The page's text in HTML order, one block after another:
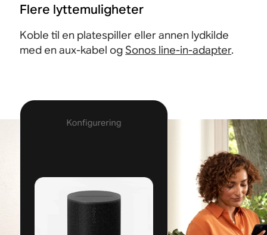
Flere lyttemuligheter
Koble til en platespiller eller annen lydkilde
med en aux-kabel ogSonos line-in-adapter.